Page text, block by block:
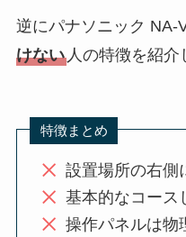
逆にパナソニック NA-
けない人の特徴を紹介
特徴まとめ
設置場所の右側
基本的なコース
操作パネルは物